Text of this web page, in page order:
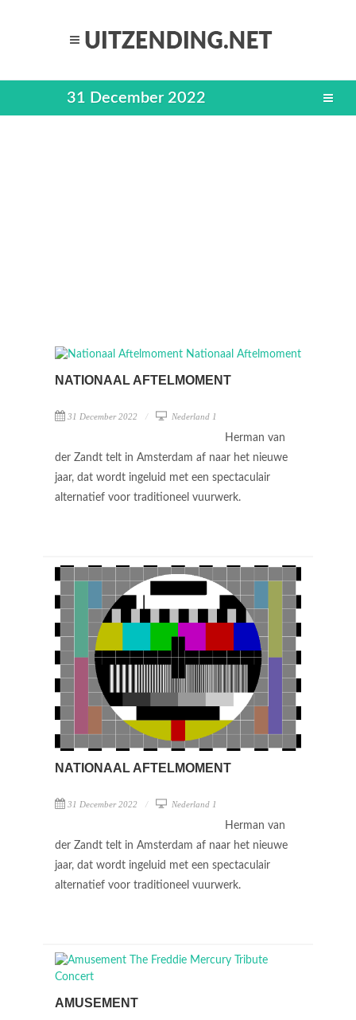
31 December 2022
NATIONAAL AFTELMOMENT
31 December 2022 Nederland 1
Herman van
der Zandt telt in Amsterdam af naar het nieuwe
jaar, dat wordt ingeluid met een spectaculair
alternatief voor traditioneel vuurwerk.
NATIONAAL AFTELMOMENT
31 December 2022 Nederland 1
Herman van
der Zandt telt in Amsterdam af naar het nieuwe
jaar, dat wordt ingeluid met een spectaculair
alternatief voor traditioneel vuurwerk.
AMUSEMENT